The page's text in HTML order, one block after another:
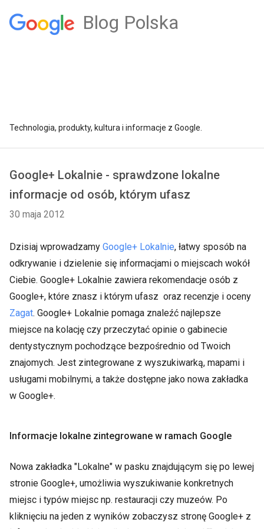
Blog Polska
Technologia, produkty, kultura i informacje z Google.
Google+ Lokalnie - sprawdzone lokalne
informacje od osób, którym ufasz
30 maja 2012
Dzisiaj wprowadzamy Google+ Lokalnie, łatwy sposób na
odkrywanie i dzielenie się informacjami o miejscach wokół
Ciebie. Google+ Lokalnie zawiera rekomendacje osób z
Google+, które znasz i którym ufasz oraz recenzje i oceny
Zagat. Google+ Lokalnie pomaga znaleźć najlepsze
miejsce na kolację czy przeczytać opinie o gabinecie
dentystycznym pochodzące bezpośrednio od Twoich
znajomych. Jest zintegrowane z wyszukiwarką, mapami i
usługami mobilnymi, a także dostępne jako nowa zakładka
w Google+.
Informacje lokalne zintegrowane w ramach Google
Nowa zakładka "Lokalne" w pasku znajdującym się po lewej
stronie Google+, umożliwia wyszukiwanie konkretnych
miejsc i typów miejsc np. restauracji czy muzeów. Po
kliknięciu na jeden z wyników zobaczysz stronę Google+ z